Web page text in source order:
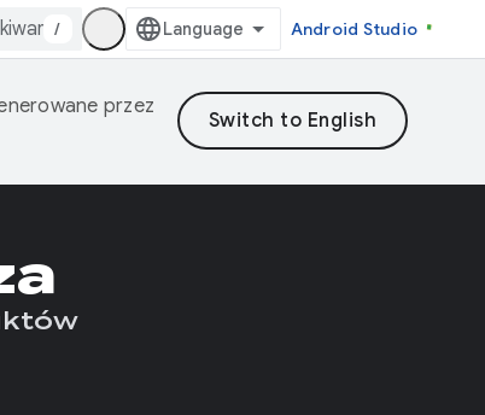
/ Android Studio
przez